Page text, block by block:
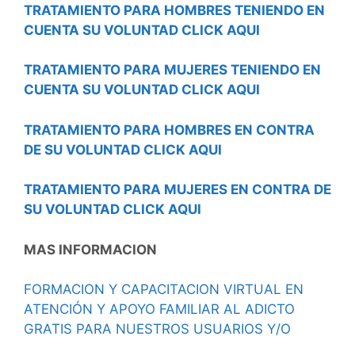
TRATAMIENTO PARA HOMBRES TENIENDO EN
CUENTA SU VOLUNTAD CLICK AQUI
TRATAMIENTO PARA MUJERES TENIENDO EN
CUENTA SU VOLUNTAD CLICK AQUI
TRATAMIENTO PARA HOMBRES EN CONTRA
DE SU VOLUNTAD CLICK AQUI
TRATAMIENTO PARA MUJERES EN CONTRA DE
SU VOLUNTAD CLICK AQUI
MAS INFORMACION
FORMACION Y CAPACITACION VIRTUAL EN
ATENCIÓN Y APOYO FAMILIAR AL ADICTO
GRATIS PARA NUESTROS USUARIOS Y/O